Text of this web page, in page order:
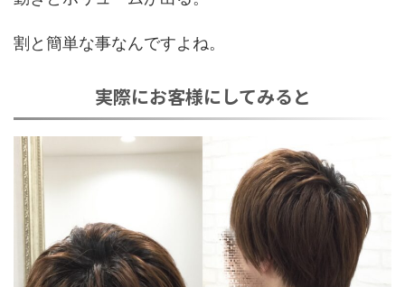
割と簡単な事なんですよね。
実際にお客様にしてみると